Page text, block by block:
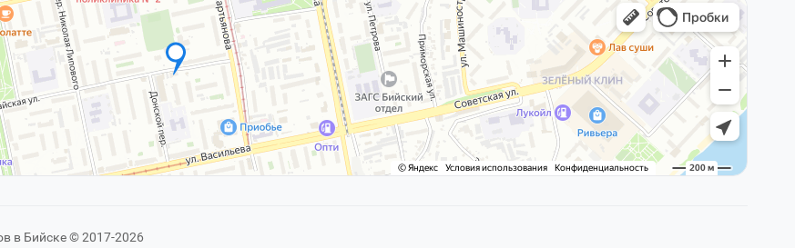
в Бийске © 2017-2026